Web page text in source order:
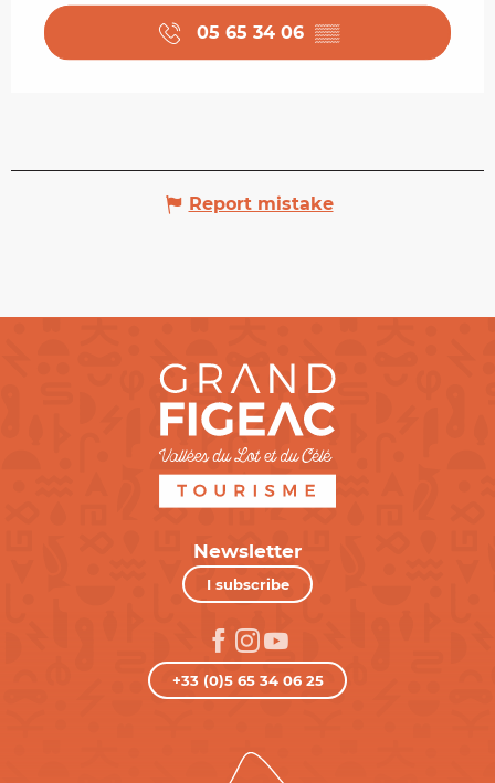
05 65 34 06 ▒▒
Report mistake
Newsletter
I subscribe
+33 (0)5 65 34 06 25